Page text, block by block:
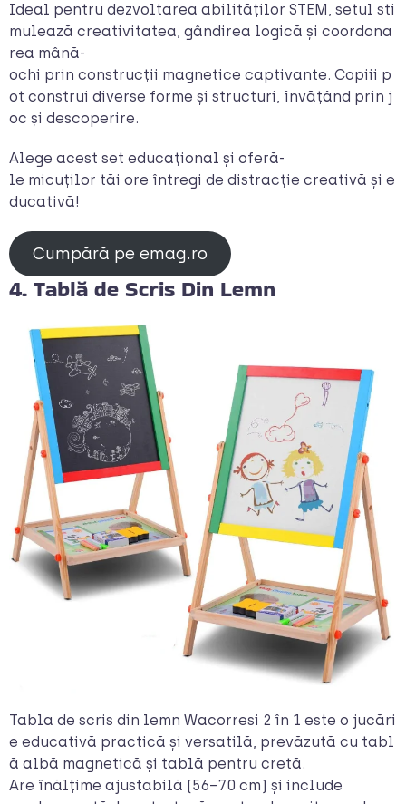
Ideal pentru dezvoltarea abilităților STEM, setul sti
mulează creativitatea, gândirea logică și coordona
rea mână-
ochi prin construcții magnetice captivante. Copiii p
ot construi diverse forme și structuri, învățând prin j
oc și descoperire.
Alege acest set educațional și oferă-
le micuților tăi ore întregi de distracție creativă și e
ducativă!
Cumpără pe emag.ro
4. Tablă de Scris Din Lemn
Tabla de scris din lemn Wacorresi 2 în 1 este o jucări
e educativă practică și versatilă, prevăzută cu tabl
ă albă magnetică și tablă pentru cretă.
Are înălțime ajustabilă (56–70 cm) și include